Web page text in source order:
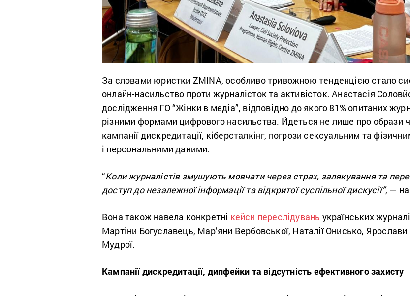
За словами юристки ZMINA, особливо тривожною тенденцією стало
онлайн-насильство проти журналісток та активісток. Анастасія
дослідження ГО “Жінки в медіа”, відповідно до якого 81% опитаних
різними формами цифрового насильства. Йдеться не лише про образи
кампанії дискредитації, кіберсталкінг, погрози сексуальним та
і персональними даними.
“Коли журналістів змушують мовчати через страх, залякування та
доступ до незалежної інформації та відкритої суспільної дискусії”, —
Вона також навела конкретні кейси переслідувань українських
Мартіни Богуславець, Мар’яни Вербовської, Наталії Онисько,
Мудрої.
Кампанії дискредитації, дипфейки та відсутність ефективного захисту